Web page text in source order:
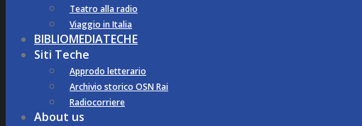
Teatro alla radio
Viaggio in Italia
BIBLIOMEDIATECHE
Siti Teche
Approdo letterario
Archivio storico OSN Rai
Radiocorriere
About us